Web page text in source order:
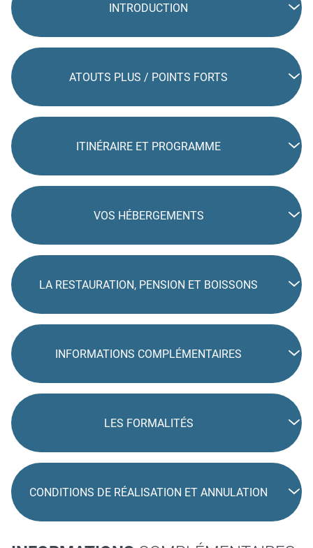
INTRODUCTION
ATOUTS PLUS / POINTS FORTS
ITINÉRAIRE ET PROGRAMME
VOS HÉBERGEMENTS
LA RESTAURATION, PENSION ET BOISSONS
INFORMATIONS COMPLÉMENTAIRES
LES FORMALITÉS
CONDITIONS DE RÉALISATION ET ANNULATION